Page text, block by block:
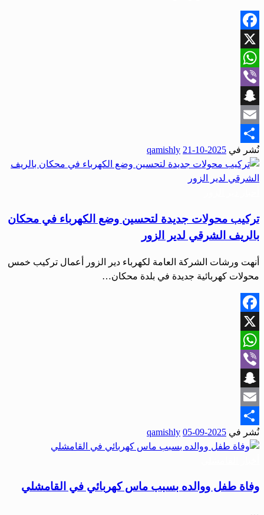
Facebook
X
WhatsApp
Viber
Snapchat
Email
Share
نُشر في 2025-10-21
qamishly
تركيب محولات جديدة لتحسين وضع الكهرباء في محكان
بالريف الشرقي لدير الزور
أنهت ورشات الشركة العامة لكهرباء دير الزور أعمال تركيب خمس
محولات كهربائية جديدة في بلدة محكان…
Facebook
X
WhatsApp
Viber
Snapchat
Email
Share
نُشر في 2025-09-05
qamishly
وفاة طفل ووالده بسبب ماس كهربائي في القامشلي
…